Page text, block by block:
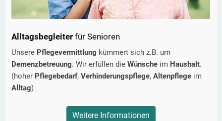
Alltagsbegleiter für Senioren
Unsere Pflegevermittlung kümmert sich z.B. um
Demenzbetreuung. Wir erfüllen die Wünsche im Haushalt.
(hoher Pflegebedarf, Verhinderungspflege, Altenpflege im
Alltag)
Weitere Informationen